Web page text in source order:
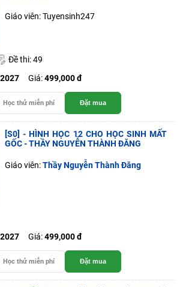
Giáo viên: Tuyensinh247
Đề thi: 49
Giá:499,000 đ
Học thử miễn phí Đặt mua
[S0] - HÌNH HỌC 12 CHO HỌC SINH MẤT
GỐC - THẦY NGUYỄN THÀNH ĐĂNG
Giáo viên:Thầy Nguyễn Thành Đăng
Giá:499,000 đ
Học thử miễn phí Đặt mua